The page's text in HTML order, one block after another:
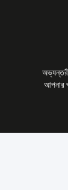
আপনার